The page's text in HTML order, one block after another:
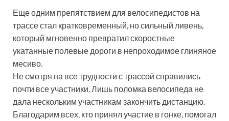
Еще одним препятствием для велосипедистов на
трассе стал кратковременный, но сильный ливень,
который мгновенно превратил скоростные
укатанные полевые дороги в непроходимое глиняное
месиво.
Не смотря на все трудности с трассой справились
почти все участники. Лишь поломка велосипеда не
дала нескольким участникам закончить дистанцию.
Благодарим всех, кто принял участие в гонке, помогал